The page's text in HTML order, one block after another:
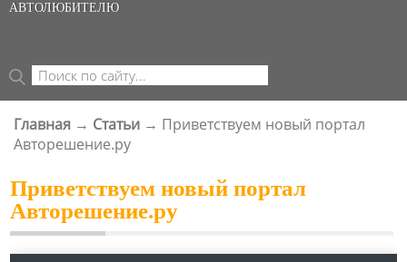
АВТОЛЮБИТЕЛЮ
ФОРМА ПОИСКА
Поиск
ВЫ ЗДЕСЬ
Главная → Статьи → Приветствуем новый портал
Авторешение.ру
Приветствуем новый портал
Авторешение.ру